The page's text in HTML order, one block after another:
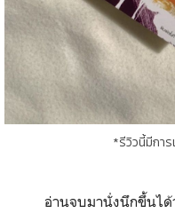
*รีวิวนี้มีการ
อ่านจบมานั่งนึกขึ้นได้ว่า